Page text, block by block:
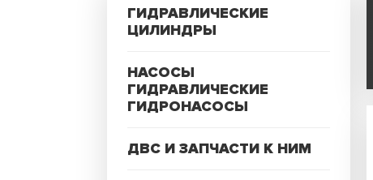
ГИДРАВЛИЧЕСКИЕ
ЦИЛИНДРЫ
НАСОСЫ
ГИДРАВЛИЧЕСКИЕ
ГИДРОНАСОСЫ
ДВС И ЗАПЧАСТИ К НИМ